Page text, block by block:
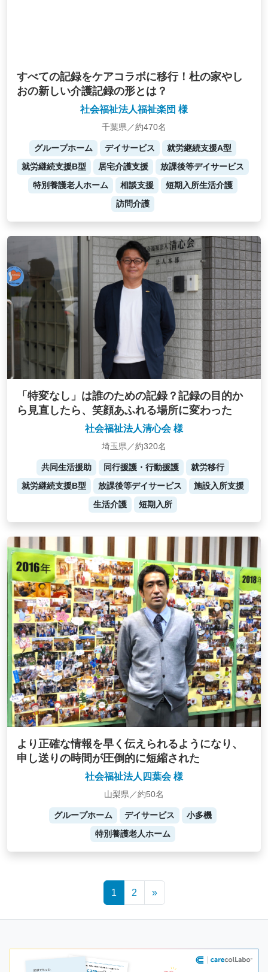
すべての記録をケアコラボに移行！杜の家やし
おの新しい介護記録の形とは？
社会福祉法人福祉楽団 様
千葉県／約470名
グループホーム デイサービス
就労継続支援A型
就労継続支援B型
居宅介護支援
放課後等デイサービス
特別養護老人ホーム
相談支援
短期入所生活介護
訪問介護
「特変なし」は誰のための記録？記録の目的か
ら見直したら、笑顔あふれる場所に変わった
社会福祉法人清心会 様
埼玉県／約320名
共同生活援助 同行援護・行動援護
就労移行
就労継続支援B型
放課後等デイサービス
施設入所支援
生活介護
短期入所
より正確な情報を早く伝えられるようになり、
申し送りの時間が圧倒的に短縮された
社会福祉法人四葉会 様
山梨県／約50名
グループホーム デイサービス
小多機
特別養護老人ホーム
1 2 »